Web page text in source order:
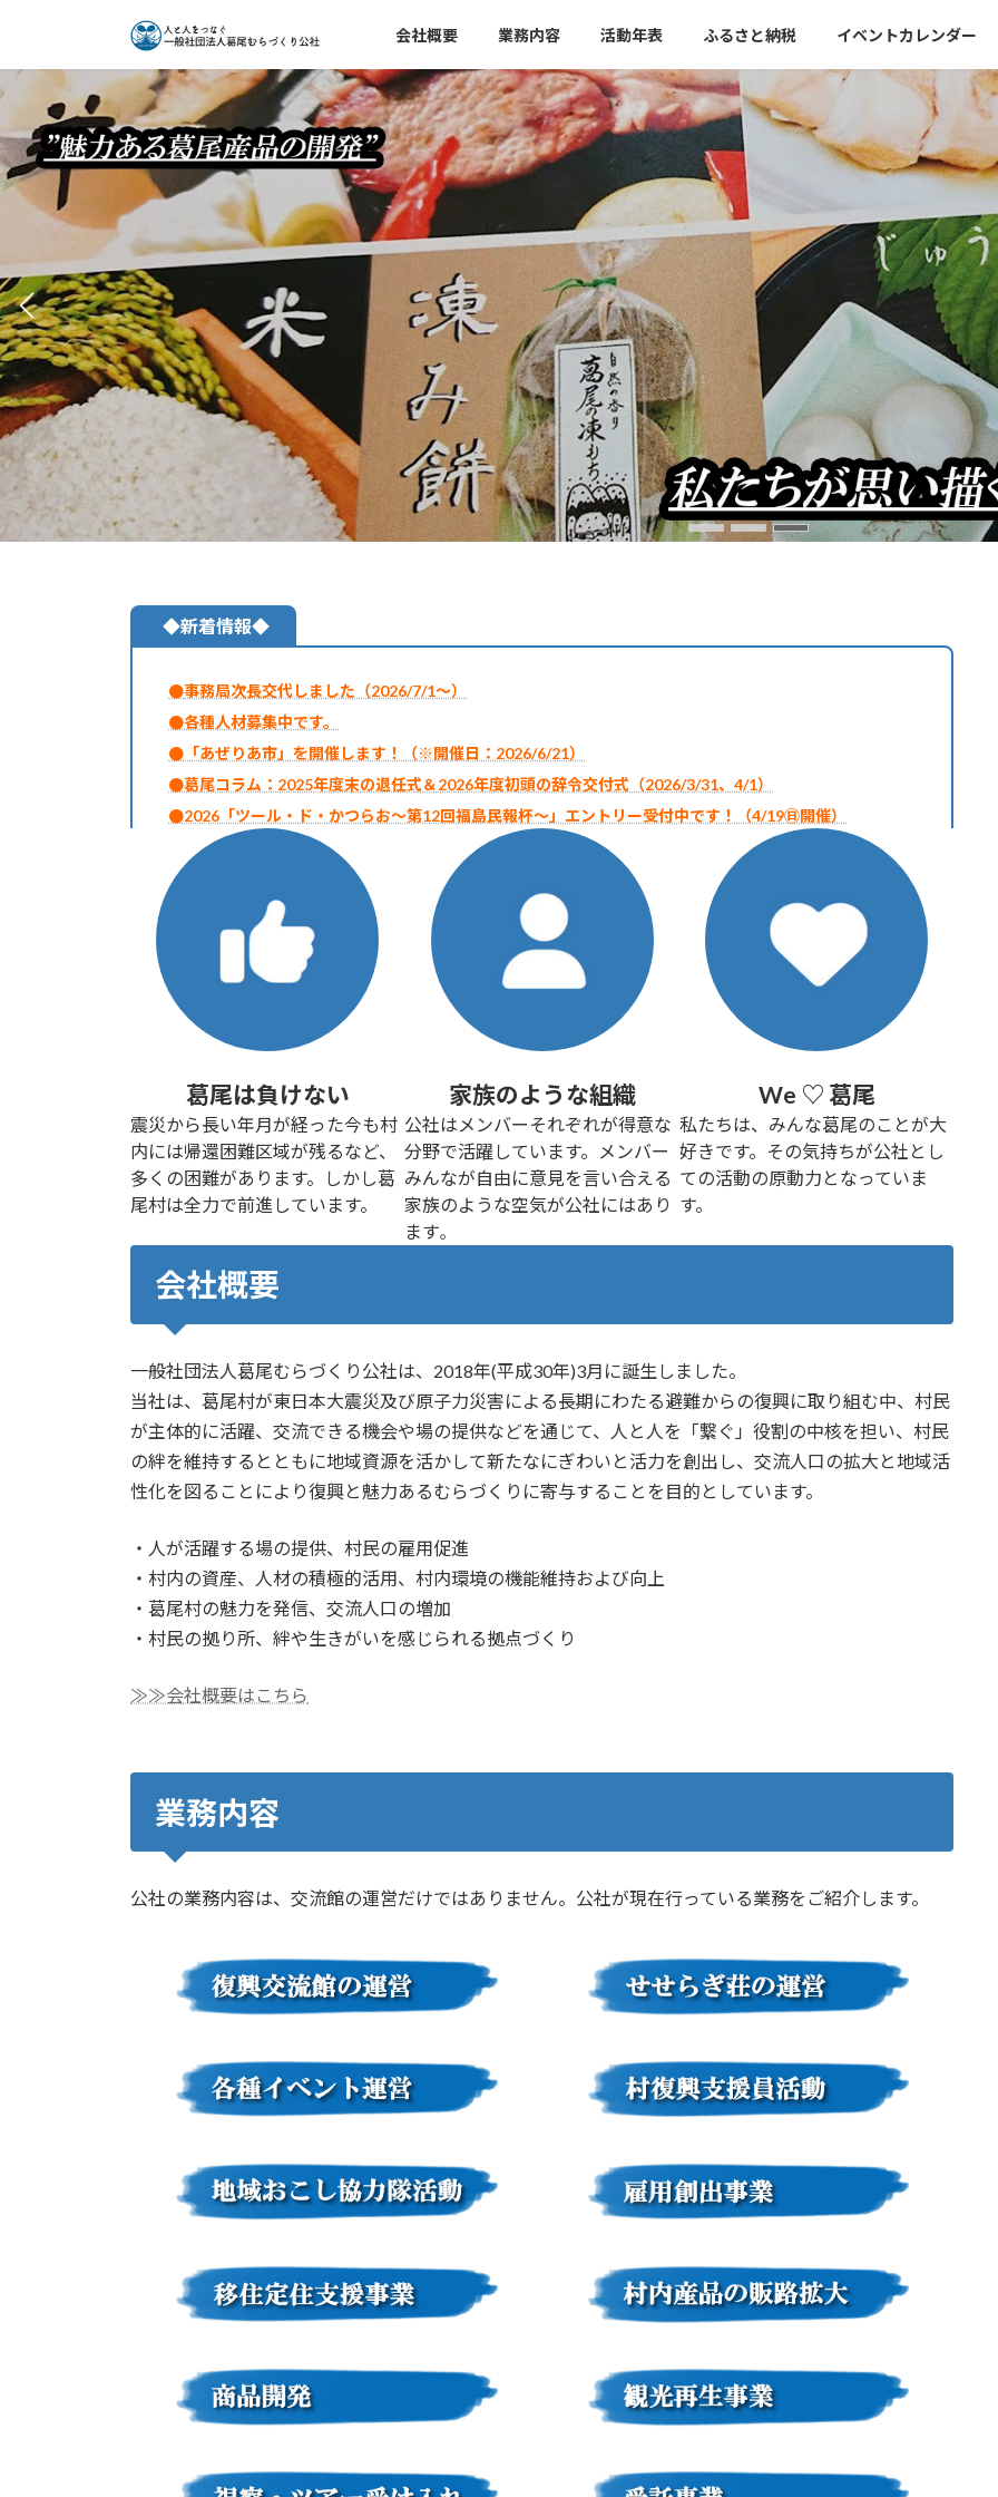
テ
ン
へ
ス
ゲ
ー
ョ
ン
会社概要 業務内容 活動年表 ふるさと納税 イベントカレンダー
◆新着情報◆
●事務局次長交代しました（2026/7/1～）
●各種人材募集中です。
●「あぜりあ市」を開催します！（※開催日：2026/6/21）
●葛尾コラム：2025年度末の退任式＆2026年度初頭の辞令交付式（2026/3/31、4/1）
●2026「ツール・ド・かつらお～第12回福島民報杯～」エントリー受付中です！（4/19㊐開催）
●葛尾コラム：2026年新年のご挨拶＆仕事始め式（2026/1/6）
●葛尾コラム：2025年度末の退任式＆仕事納め式（2025/12/26）
●葛尾コラム：「行ってみっぺ！葛尾村 四季フォトコンテスト」入賞者のお知らせ
●「あぜりあ市」を開催します！（※開催日：2025/6/15）
●葛尾コラム：2024年度末の退任式＆2025年度初頭のご挨拶（2025/4/2）
●求人情報を更新しました（2025/3/6）
●［キャンプ場］もりもりランド・かつらおの管理人を募集中です（2025/1/27～2/28）
●せせらぎ荘クリスマスイベントを開催します（開催日：2024/12/21）
●求人情報を更新しました（2024/8/28）
●葛尾コラム：公社職員採用辞令交付式を更新しました（2024/08/01）
●葛尾コラム：退任式→辞令交付式を更新しました（2024/7/2）
● 葛尾コラム：公社職員採用辞令交付式を更新しました（2024/6/5）
●
●2024年クリムゾンクローバー情報を更新しました（2024/5/15）
●葛尾コラム：公社職員採用辞令交付式を更新しました（2024/2/1）
●葛尾コラム：公社職員採用辞令交付式を更新しました（2024/1/23）
●JOIN移住＆地域おこしフェア2024に参加しました（2024/1/13,14）
●葛尾コラム：新春バレーボール大会に参戦しました（2024/1/7）
●葛尾コラム：新年のご挨拶を更新しました（2024/1/4）
●植物工場見学のページを追加しました（2023/6/30）
葛尾は負けない
震災から長い年月が経った今も村
内には帰還困難区域が残るなど、
多くの困難があります。しかし葛
尾村は全力で前進しています。
家族のような組織
公社はメンバーそれぞれが得意な
分野で活躍しています。メンバー
みんなが自由に意見を言い合える
家族のような空気が公社にはあり
ます。
We ♡ 葛尾
私たちは、みんな葛尾のことが大
好きです。その気持ちが公社とし
ての活動の原動力となっていま
す。
会社概要
一般社団法人葛尾むらづくり公社は、2018年(平成30年)3月に誕生しました。
当社は、葛尾村が東日本大震災及び原子力災害による長期にわたる避難からの復興に取り組む中、村民
が主体的に活躍、交流できる機会や場の提供などを通じて、人と人を「繋ぐ」役割の中核を担い、村民
の絆を維持するとともに地域資源を活かして新たなにぎわいと活力を創出し、交流人口の拡大と地域活
性化を図ることにより復興と魅力あるむらづくりに寄与することを目的としています。
・人が活躍する場の提供、村民の雇用促進
・村内の資産、人材の積極的活用、村内環境の機能維持および向上
・葛尾村の魅力を発信、交流人口の増加
・村民の拠り所、絆や生きがいを感じられる拠点づくり
≫≫会社概要はこちら
業務内容
公社の業務内容は、交流館の運営だけではありません。公社が現在行っている業務をご紹介します。